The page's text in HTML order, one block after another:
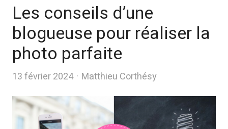
Les conseils d’une
blogueuse pour réaliser la
photo parfaite
13 février 2024 Author
Matthieu Corthésy